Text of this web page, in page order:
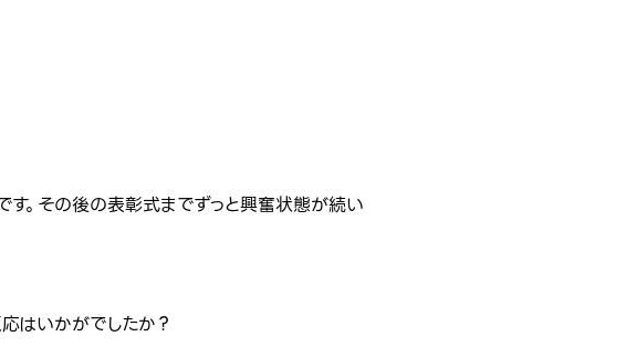
。その後の表彰式までずっと興奮状態が続い
はいかがでしたか？